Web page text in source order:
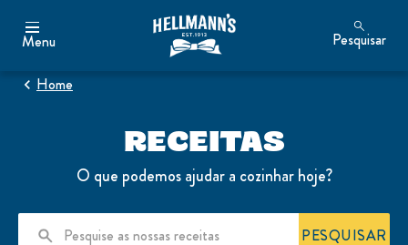
Menu Pesquisar
Home
RECEITAS
O que podemos ajudar a cozinhar hoje?
PESQUISAR